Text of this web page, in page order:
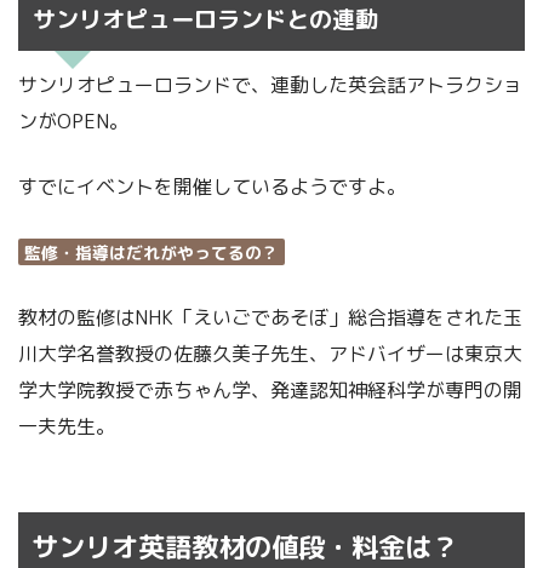
サンリオピューロランドとの連動
サンリオピューロランドで、連動した英会話アトラクショ
ンがOPEN。
すでにイベントを開催しているようですよ。
監修・指導はだれがやってるの？
教材の監修はNHK「えいごであそぼ」総合指導をされた玉
川大学名誉教授の佐藤久美子先生、アドバイザーは東京大
学大学院教授で赤ちゃん学、発達認知神経科学が専門の開
一夫先生。
サンリオ英語教材の値段・料金は？